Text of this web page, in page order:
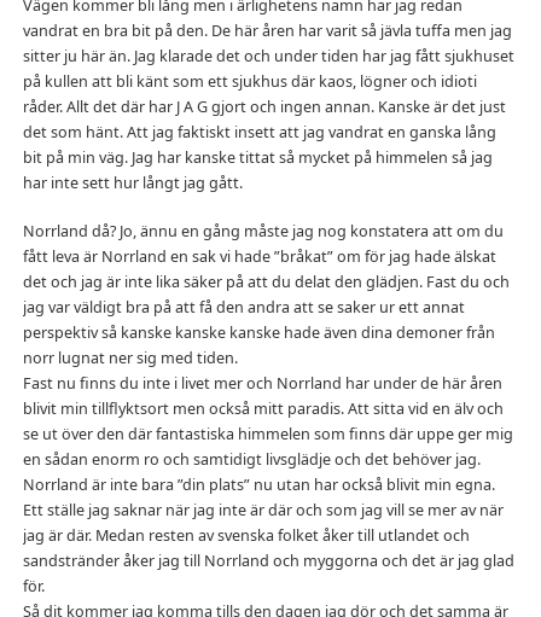
Vägen kommer bli lång men i ärlighetens namn har jag redan
vandrat en bra bit på den. De här åren har varit så jävla tuffa men jag
sitter ju här än. Jag klarade det och under tiden har jag fått sjukhuset
på kullen att bli känt som ett sjukhus där kaos, lögner och idioti
råder. Allt det där har J A G gjort och ingen annan. Kanske är det just
det som hänt. Att jag faktiskt insett att jag vandrat en ganska lång
bit på min väg. Jag har kanske tittat så mycket på himmelen så jag
har inte sett hur långt jag gått.
Norrland då? Jo, ännu en gång måste jag nog konstatera att om du
fått leva är Norrland en sak vi hade ”bråkat” om för jag hade älskat
det och jag är inte lika säker på att du delat den glädjen. Fast du och
jag var väldigt bra på att få den andra att se saker ur ett annat
perspektiv så kanske kanske kanske hade även dina demoner från
norr lugnat ner sig med tiden.
Fast nu finns du inte i livet mer och Norrland har under de här åren
blivit min tillflyktsort men också mitt paradis. Att sitta vid en älv och
se ut över den där fantastiska himmelen som finns där uppe ger mig
en sådan enorm ro och samtidigt livsglädje och det behöver jag.
Norrland är inte bara ”din plats” nu utan har också blivit min egna.
Ett ställe jag saknar när jag inte är där och som jag vill se mer av när
jag är där. Medan resten av svenska folket åker till utlandet och
sandstränder åker jag till Norrland och myggorna och det är jag glad
för.
Så dit kommer jag komma tills den dagen jag dör och det samma är